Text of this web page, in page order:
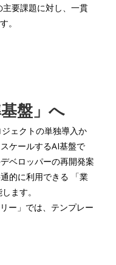
要課題に対し、一貫
。
盤」へ
ェクトの単独導入か
ケールするAI基盤で
ベロッパーの再開発案
的に利用できる 「業
ます。
ー」では、テンプレー